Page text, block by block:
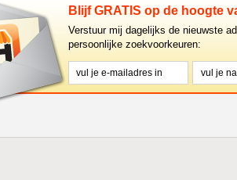
Blijf GRATIS op de hoogte
Verstuur mij dagelijks de nieuwste
persoonlijke zoekvoorkeuren: